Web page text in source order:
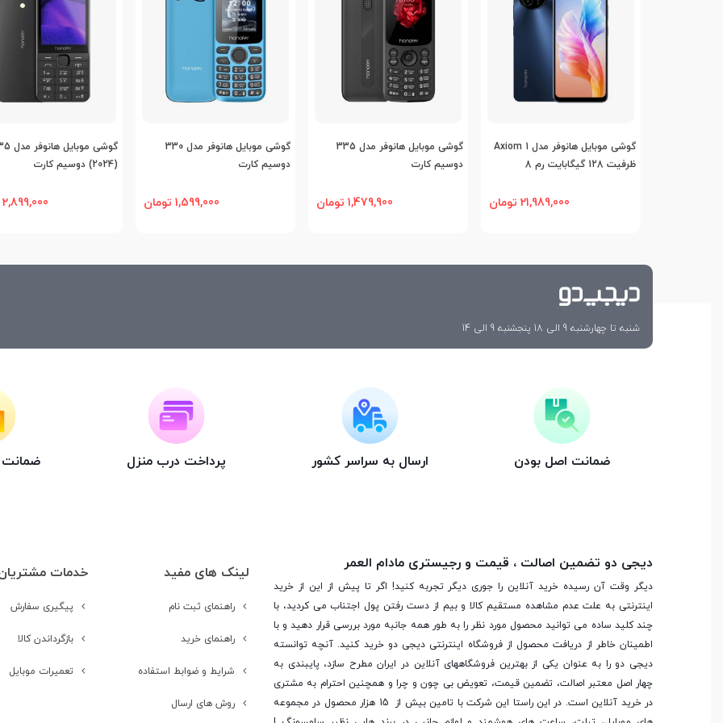
مخابرات و ارتباطات
شبکه 2G
مشخصات شبکه 2G GSM ۹۰۰ / ۱۸۰۰ برای هر دو سیم‌کارت
رادیو
دوربین
صدا
بلندگو
اضافه به مقایسهگوشی موبایل هانوفر مدل Axiom 1
ظرفیت 128 گیگابایت رم 8
21,989,000 تومان
اضافه به مقایسهگوشی موبایل هانوفر مدل 335
دوسیم کارت
1,479,900 تومان
اضافه به مقایسه
گوشی موبایل هانوفر مدل 330
دوسیم کارت
1,599,000 تومان
اضافه به مقایسه
گوشی
(2024) دوسیم کارت
2,899,000 تومان
شنبه تا چهارشنبه 9 الی 18 پنجشنبه 9 الی 14
ضمانت اصل بودن ارسال به سراسر کشور پرداخت درب منزل ضمانت
دیجی دو تضمین اصالت ، قیمت و رجیستری مادام العمر
دیگر وقت آن رسیده خرید آنلاین را جوری دیگر تجربه کنید! اگر تا پیش از این از خرید
اینترنتی به علت عدم مشاهده مستقیم کالا و بیم از دست رفتن پول اجتناب می کردید، با
چند کلید ساده می توانید محصول مورد نظر را به طور همه جانبه مورد بررسی قرار دهید و با
اطمینان خاطر از دریافت محصول از فروشگاه اینترنتی دیجی دو خرید کنید. آنچه توانسته
دیجی دو را به عنوان یکی از بهترین فروشگاه­های آنلاین در ایران مطرح سازد، پایبندی به
چهار اصل معتبر اصالت، تضمین قیمت، تعویض بی چون و چرا و همچنین احترام به مشتری
در خرید آنلاین است. در این راستا این شرکت با تامین بیش از 15 هزار محصول در مجموعه
لینک های مفید
راهنمای ثبت نام
راهنمای خرید
شرایط و ضوابط استفاده
روش های ارسال
خدمات
پیگیری سفارش
بازگرداندن کالا
تعمیرات موبایل